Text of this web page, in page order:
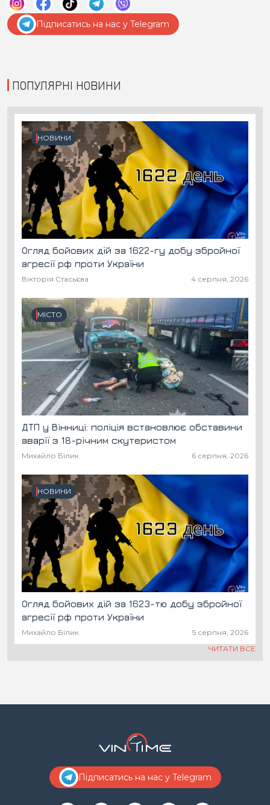
Підписатись на нас у Telegram
ПОПУЛЯРНІ НОВИНИ
НОВИНИ
Огляд бойових дій за 1622-гу добу збройної
агресії рф проти України
Вікторія Стасьєва 4 серпня, 2026
МІСТО
ДТП у Вінниці: поліція встановлює обставини
аварії з 18-річним скутеристом
Михайло Білик 6 серпня, 2026
НОВИНИ
Огляд бойових дій за 1623-тю добу збройної
агресії рф проти України
Михайло Білик
5 серпня, 2026
ЧИТАТИ ВСЕ
Підписатись на нас у Telegram